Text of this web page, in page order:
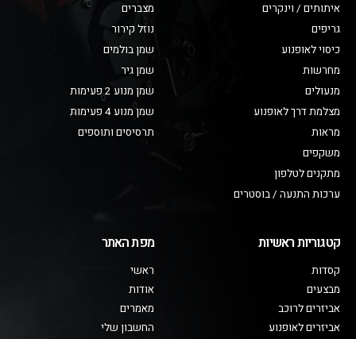
איתותים / וינקרים
גריפים
כיסוי לאופנוע
מחרשות
מנעולים
מצלמת דרך לאופנוע
מראות
משקפים
מתקנים לטלפון
ערכות התנעה / בוסטרים
מצברים
נוזל קירור
שמן בולמים
שמן גיר
שמן מנוע 2 פעימות
שמן מנוע 4 פעימות
תרסיסים ותוספים
קטגוריות ראשיות
קסדות
מבצעים
אביזרים לרוכב
אביזרים לאופנוע
מפת האתר
ראשי
אודות
מאמרים
החשבון שלי